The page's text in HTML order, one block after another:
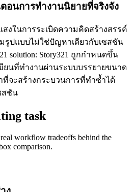
อนการทำงานนิยายที่จริงจัง
แสงในการระเบิดความคิดสร้างสรรค์
รูปแบบไม่ใช่ปัญหาเดียวกับเซสชัน
solution: Story321 ถูกกำหนดขึ้น
ยนที่ทำงานผ่านระบบบรรยายขนาด
ที่จะสร้างกระบวนการที่ทำซ้ำได้
สชัน
task
workflow tradeoffs behind the
comparison.